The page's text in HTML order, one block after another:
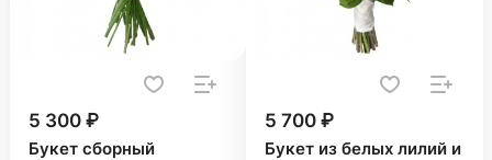
5 300 ₽
Букет сборный
5 700 ₽
Букет из белых лилий и